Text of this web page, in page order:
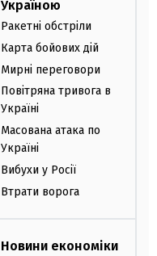
Україною
Ракетні обстріли
Карта бойових дій
Мирні переговори
Повітряна тривога в
Україні
Масована атака по
Україні
Вибухи у Росії
Втрати ворога
Новини економіки